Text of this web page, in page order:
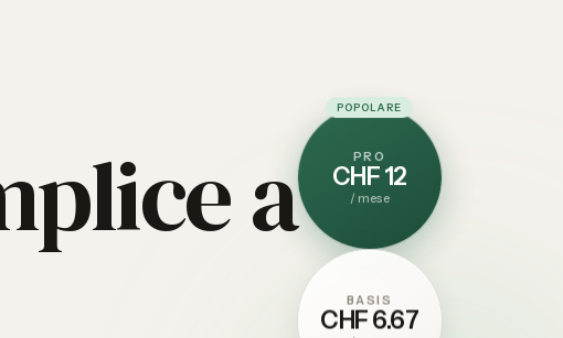
a
POPOLARE
PRO
CHF 12
/ mese
BASIS
CHF 6.67